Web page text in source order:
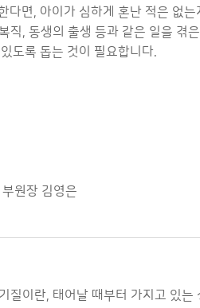
다면, 아이가 심하게 혼난 적은 없
직, 동생의 출생 등과 같은 일을 겪
도록 돕는 것이 필요합니다.
원장 김영은
질이란, 태어날 때부터 가지고 있